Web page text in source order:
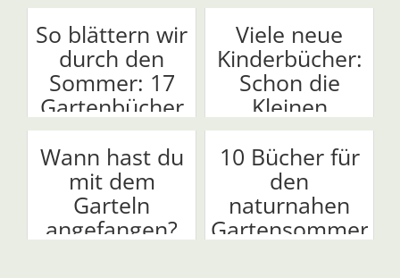
So blättern wir
durch den
Sommer: 17
Gartenbücher
...
Viele neue
Kinderbücher:
Schon die
Kleinen
garteln...
Wann hast du
mit dem
Garteln
angefangen?
10 Bücher für
den
naturnahen
Gartensommer